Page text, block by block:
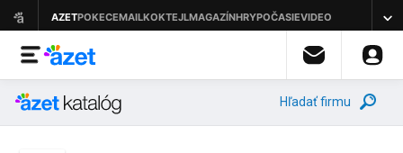
Hľadať firmu